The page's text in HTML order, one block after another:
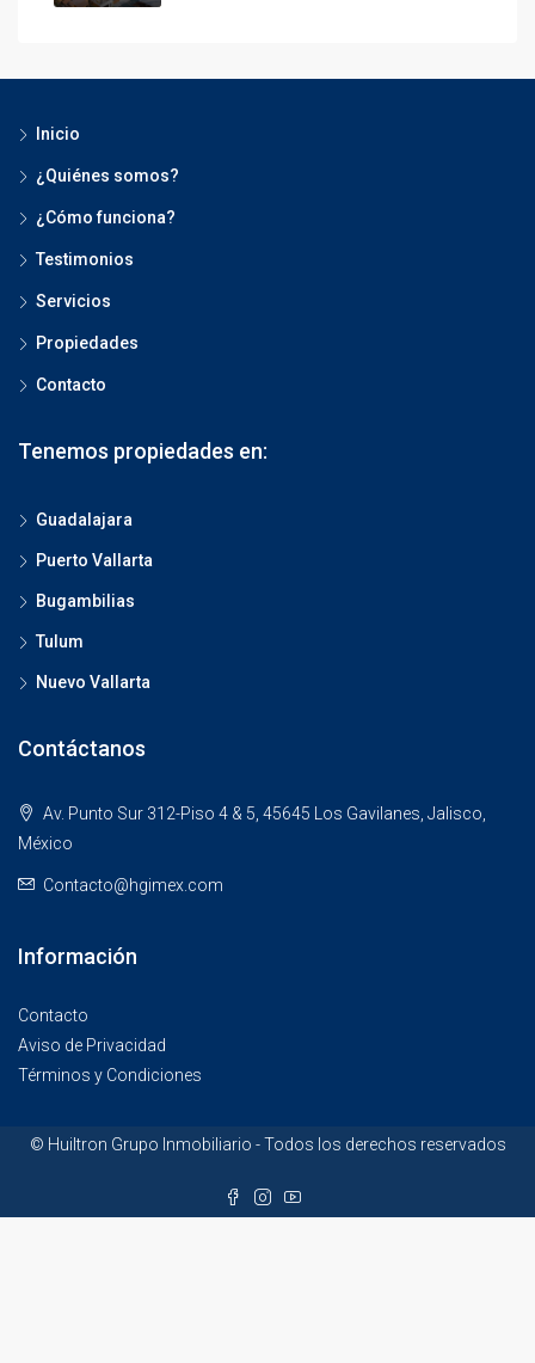
Inicio
¿Quiénes somos?
¿Cómo funciona?
Testimonios
Servicios
Propiedades
Contacto
Tenemos propiedades en:
Guadalajara
Puerto Vallarta
Bugambilias
Tulum
Nuevo Vallarta
Contáctanos
Av. Punto Sur 312-Piso 4 & 5, 45645 Los Gavilanes, Jalisco,
México
Contacto@hgimex.com
Información
Contacto
Aviso de Privacidad
Términos y Condiciones
© Huiltron Grupo Inmobiliario - Todos los derechos reservados